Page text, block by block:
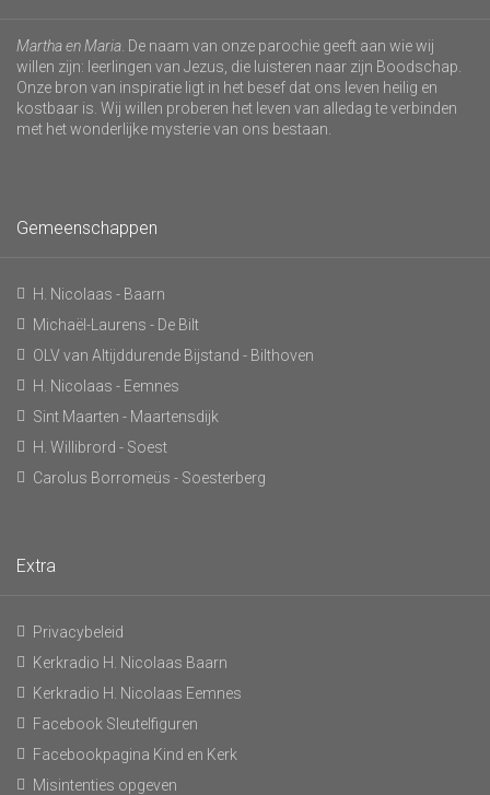
Martha en Maria . De naam van onze parochie geeft aan wie wij
willen zijn: leerlingen van Jezus, die luisteren naar zijn Boodschap.
Onze bron van inspiratie ligt in het besef dat ons leven heilig en
kostbaar is. Wij willen proberen het leven van alledag te verbinden
met het wonderlijke mysterie van ons bestaan.
Gemeenschappen
H. Nicolaas - Baarn
Michaël-Laurens - De Bilt
OLV van Altijddurende Bijstand - Bilthoven
H. Nicolaas - Eemnes
Sint Maarten - Maartensdijk
H. Willibrord - Soest
Carolus Borromeüs - Soesterberg
Extra
Privacybeleid
Kerkradio H. Nicolaas Baarn
Kerkradio H. Nicolaas Eemnes
Facebook Sleutelfiguren
Facebookpagina Kind en Kerk
Misintenties opgeven